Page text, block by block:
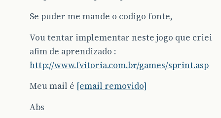
Se puder me mande o codigo fonte,
Vou tentar implementar neste jogo que criei
afim de aprendizado :
http://www.fvitoria.com.br/games/sprint.asp
Meu mail é [email removido]
Abs